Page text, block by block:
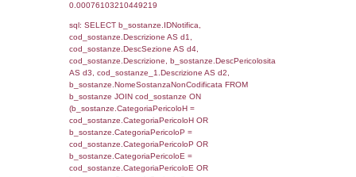
0.072264909744263
sql: SELECT f_territori_limitrofi.Distanza,
f_territori_limitrofi.Direzione,
f_territori_limitrofi.Denominazione,
f_territori_limitrofi.DescAltro FROM
JOIN cod_territori_tipologia ON
(f_territori_limitrofi.IDTipologiaTerritorio =
cod_territori_tipologia.IDTipologiaTerritorio)